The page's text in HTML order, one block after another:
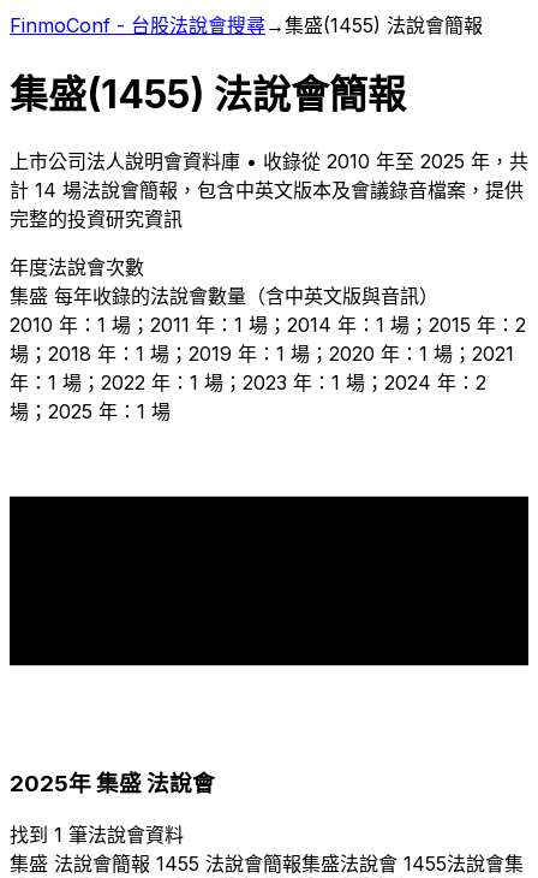
FinmoConf - 台股法說會搜尋→集盛(1455) 法說會簡報
集盛(1455) 法說會簡報
上市公司法人說明會資料庫 • 收錄從 2010 年至 2025 年，共
計 14 場法說會簡報，包含中英文版本及會議錄音檔案，提供
完整的投資研究資訊
年度法說會次數
集盛 每年收錄的法說會數量（含中英文版與音訊）
2010 年：1 場；2011 年：1 場；2014 年：1 場；2015 年：2
場；2018 年：1 場；2019 年：1 場；2020 年：1 場；2021
年：1 場；2022 年：1 場；2023 年：1 場；2024 年：2
場；2025 年：1 場
2025年集盛法說會
找到 1 筆法說會資料
集盛 法說會簡報 1455 法說會簡報集盛法說會 1455法說會集